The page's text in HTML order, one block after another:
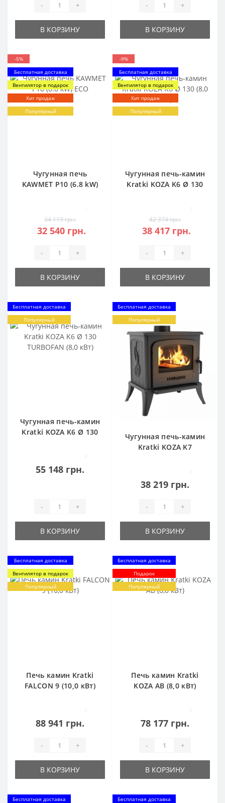
- +
В КОРЗИНУ
- +
В КОРЗИНУ
-5%
Бесплатная доставка
Вентилятор в подарок
Хит продаж
Популярный
Чугунная печь
KAWMET P10 (6.8 kW)
34 119 грн.
32 540 грн.
- +
В КОРЗИНУ
-9%
Бесплатная доставка
Вентилятор в подарок
Хит продаж
Популярный
Чугунная печь-камин
Kratki KOZA K6 Ø 130
42 374 грн.
38 417 грн.
- +
В КОРЗИНУ
Бесплатная доставка
Популярный
Чугунная печь-камин
Kratki KOZA K6 Ø 130
55 148 грн.
- +
В КОРЗИНУ
Бесплатная доставка
Популярный
Чугунная печь-камин
Kratki KOZA K7
38 219 грн.
- +
В КОРЗИНУ
Бесплатная доставка
Вентилятор в подарок
Популярный
Печь камин Kratki
FALCON 9 (10,0 кВт)
88 941 грн.
- +
В КОРЗИНУ
Бесплатная доставка
Подарок
Популярный
Печь камин Kratki
KOZA AB (8,0 кВт)
78 177 грн.
- +
В КОРЗИНУ
Бесплатная доставка
Бесплатная доставка